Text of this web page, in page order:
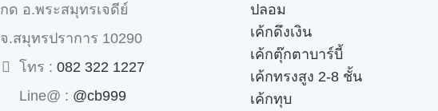
กด อ.พระสมุทรเจดีย์
จ.สมุทรปราการ 10290
โทร : 082 322 1227
Line@ : @cb999
ปลอม
เค้กดึงเงิน
เค้กตุ๊กตาบาร์บี้
เค้กทรงสูง 2-8 ชั้น
เค้กทุบ